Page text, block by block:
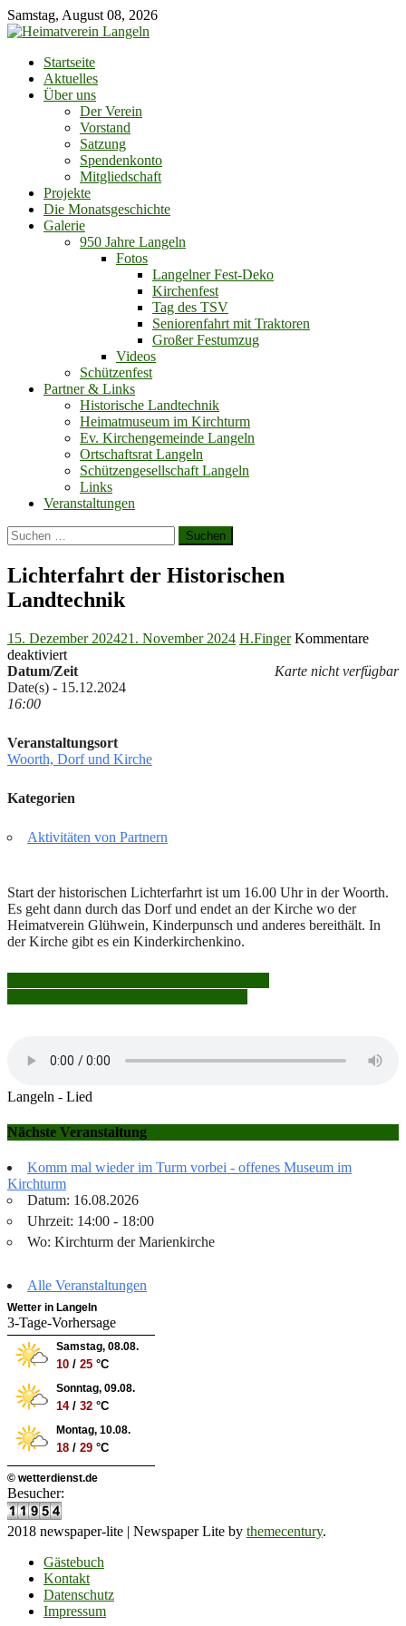
Skip
to
Samstag, August 08, 2026
Startseite
Aktuelles
Über uns
Der Verein
Vorstand
Satzung
Spendenkonto
Mitgliedschaft
Projekte
Die Monatsgeschichte
Galerie
950 Jahre Langeln
Fotos
Langelner Fest-Deko
Kirchenfest
Tag des TSV
Seniorenfahrt mit Traktoren
Großer Festumzug
Videos
Schützenfest
Partner & Links
Historische Landtechnik
Heimatmuseum im Kirchturm
Ev. Kirchengemeinde Langeln
Ortschaftsrat Langeln
Schützengesellschaft Langeln
Links
Veranstaltungen
Suchen
nach:
Lichterfahrt der Historischen
Landtechnik
Posted
on
15. Dezember 202421. November 2024 Author
H.Finger Kommentare
deaktiviertfür
Lichterfahrt
der
Karte nicht verfügbar
Datum/Zeit
Date(s) - 15.12.2024
16:00
Veranstaltungsort
Woorth, Dorf und Kirche
Kategorien
Aktivitäten von Partnern
Start der historischen Lichterfarhrt ist um 16.00 Uhr in der Woorth.
Es geht dann durch das Dorf und endet an der Kirche wo der
Heimatverein Glühwein, Kinderpunsch und anderes bereithält. In
der Kirche gibt es ein Kinderkirchenkino.
Beitragsnavigation
Langeln - Lied
Nächste Veranstaltung
Komm mal wieder im Turm vorbei - offenes Museum im
Kirchturm
Datum: 16.08.2026
Uhrzeit: 14:00 - 18:00
Wo: Kirchturm der Marienkirche
Alle Veranstaltungen
Wetter in Langeln
3-Tage-Vorhersage
Samstag, 08.08.
10 / 25 °C
Sonntag, 09.08.
14/ 32 °C
Montag, 10.08.
18 / 29 °C
© wetterdienst.de
Besucher:
2018 newspaper-lite | Newspaper Lite by themecentury.
Gästebuch
Kontakt
Datenschutz
Impressum